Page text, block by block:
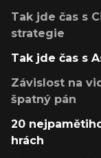
Tak jde čas s
strategie
Tak jde čas s
Závislost na
špatný pán
20
hrách